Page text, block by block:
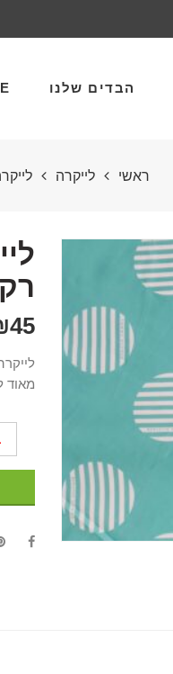
הבדים שלנו
ראשי לייקרה
45
מאוד